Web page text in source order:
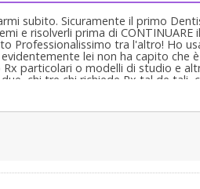
subito. Sicuramente il primo
e risolverli prima di
Professionalissimo tra l'altro! Ho
lei non ha capito che
Rx particolari o modelli di studio e
chi tre chi richiede Rx tal de tali,
perchè magari non ha ancora
con arco facciale di
sfiducia da andare subito da un
della Deontologia
da parte sua cara signora), l'ha
perplessità al suo primo dentista
lo ha letto su internet! Non si